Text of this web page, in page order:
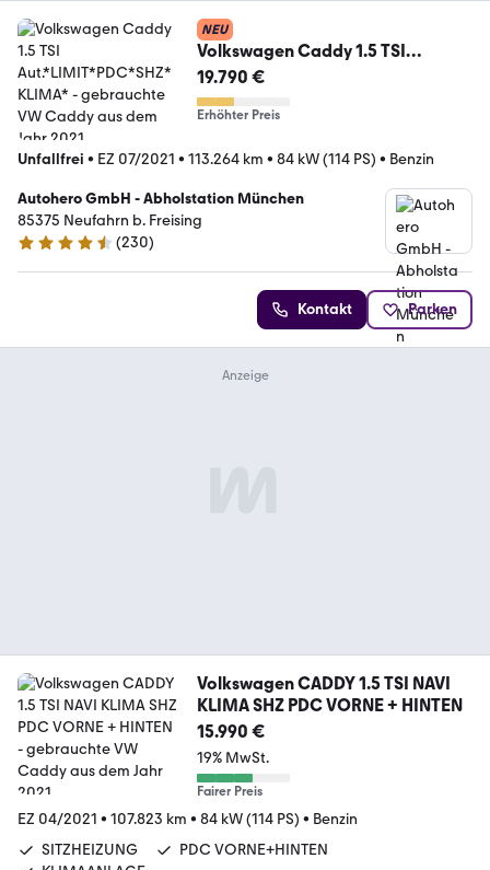
NEU
Volkswagen Caddy 1.5 TSI
Aut.*LIMIT*PDC*SHZ*KLIMA*
19.790 €
Erhöhter Preis
Unfallfrei • EZ 07/2021 • 113.264 km • 84 kW (114 PS) • Benzin
Autohero GmbH - Abholstation München
85375 Neufahrn b. Freising
4.4 Sterne
(230)
Kontakt Parken
Volkswagen CADDY 1.5 TSI NAVI
KLIMA SHZ PDC VORNE + HINTEN
15.990 €
19% MwSt.
Fairer Preis
EZ 04/2021 • 107.823 km • 84 kW (114 PS) • Benzin
SITZHEIZUNG
PDC VORNE+HINTEN